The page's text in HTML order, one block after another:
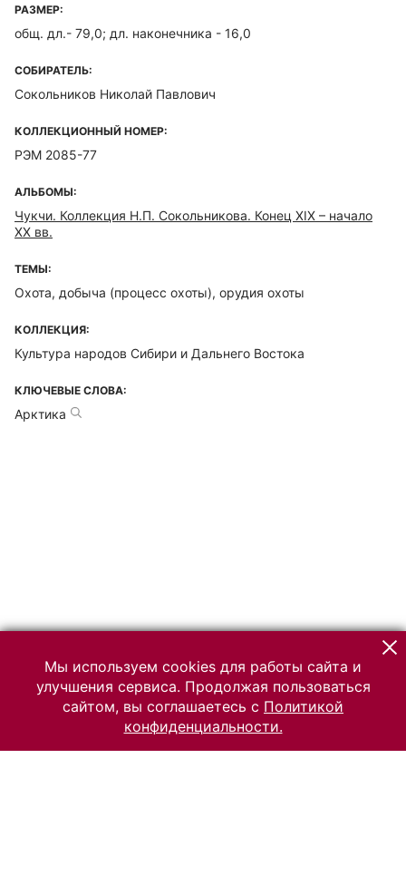
РАЗМЕР:
общ. дл.- 79,0; дл. наконечника - 16,0
СОБИРАТЕЛЬ:
Сокольников Николай Павлович
КОЛЛЕКЦИОННЫЙ НОМЕР:
РЭМ 2085-77
АЛЬБОМЫ:
Чукчи. Коллекция Н.П. Сокольникова. Конец XIX – начало
XX вв.
ТЕМЫ:
Охота, добыча (процесс охоты), орудия охоты
КОЛЛЕКЦИЯ:
Культура народов Сибири и Дальнего Востока
КЛЮЧЕВЫЕ СЛОВА:
Арктика
Мы используем cookies для работы сайта и
улучшения сервиса. Продолжая пользоваться
сайтом, вы соглашаетесь с Политикой
конфиденциальности.